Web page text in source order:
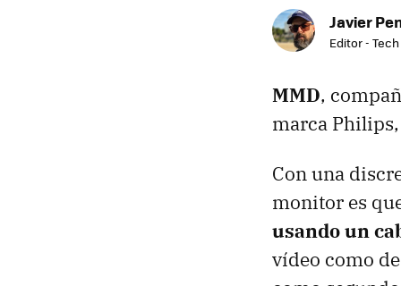
Javier
Editor - Tech
MMD,
marca
Con una
monitor es
usando un
vídeo como